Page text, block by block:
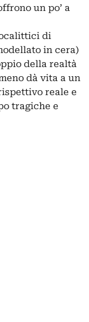
un po’ a
di
in cera)
della realtà
dà vita a un
reale e
tragiche e